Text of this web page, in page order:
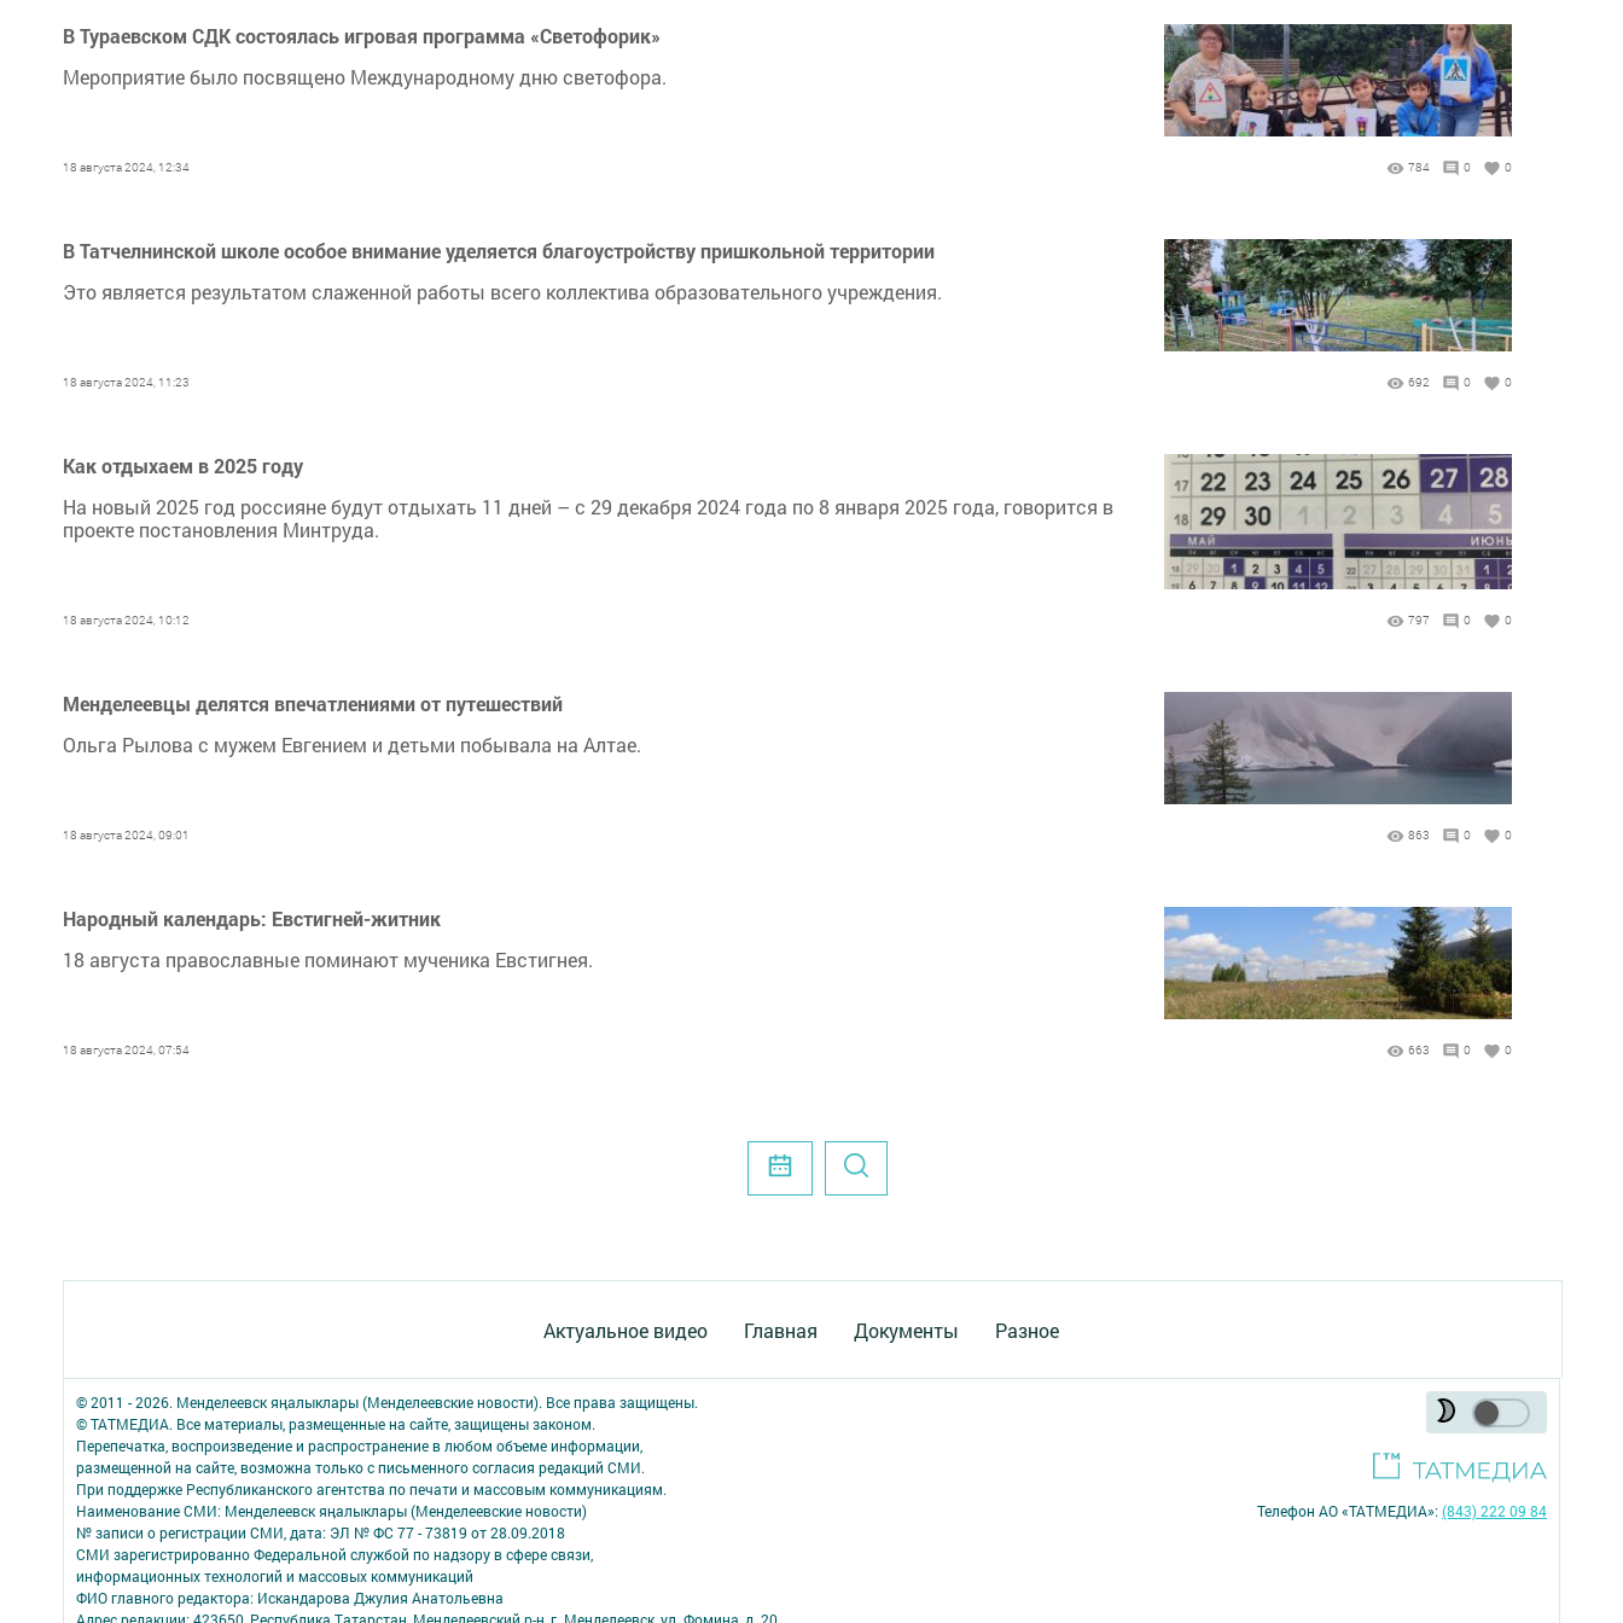
В Тураевском СДК состоялась игровая программа «Светофорик»
Мероприятие было посвящено Международному дню светофора.
18 августа 2024, 12:34 784 0 0
В Татчелнинской школе особое внимание уделяется благоустройству пришкольной территории
Это является результатом слаженной работы всего коллектива образовательного учреждения.
18 августа 2024, 11:23 692 0 0
Как отдыхаем в 2025 году
На новый 2025 год россияне будут отдыхать 11 дней – с 29 декабря 2024 года по 8 января 2025 года, говорится в
проекте постановления Минтруда.
18 августа 2024, 10:12 797 0 0
Менделеевцы делятся впечатлениями от путешествий
Ольга Рылова с мужем Евгением и детьми побывала на Алтае.
18 августа 2024, 09:01 863 0 0
Народный календарь: Евстигней-житник
18 августа православные поминают мученика Евстигнея.
18 августа 2024, 07:54 663 0 0
Актуальное видео Главная Документы Разное
© 2011 - 2026. Менделеевск яӊалыклары (Менделеевские новости). Все права защищены.
© ТАТМЕДИА. Все материалы, размещенные на сайте, защищены законом.
Перепечатка, воспроизведение и распространение в любом объеме информации,
размещенной на сайте, возможна только с письменного согласия редакций СМИ.
При поддержке Республиканского агентства по печати и массовым коммуникациям.
Наименование СМИ: Менделеевск яӊалыклары (Менделеевские новости)
№ записи о регистрации СМИ, дата: ЭЛ № ФС 77 - 73819 от 28.09.2018
СМИ зарегистрированно Федеральной службой по надзору в сфере связи,
информационных технологий и массовых коммуникаций
ФИО главного редактора: Искандарова Джулия Анатольевна
Телефон АО «ТАТМЕДИА»:(843) 222 09 84